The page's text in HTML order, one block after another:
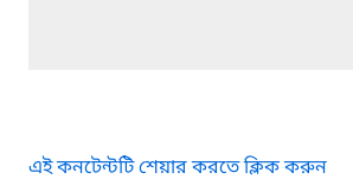
এই কনটেন্টটি শেয়ার করতে ক্লিক করুন